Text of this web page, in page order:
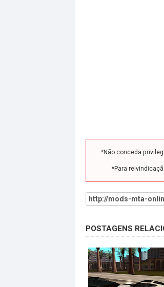
*Não conceda
*Para
http://mods-mta-
POSTAGENS